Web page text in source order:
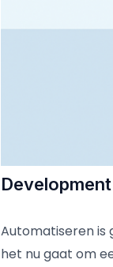
Development
Automatiseren is
het nu gaat om